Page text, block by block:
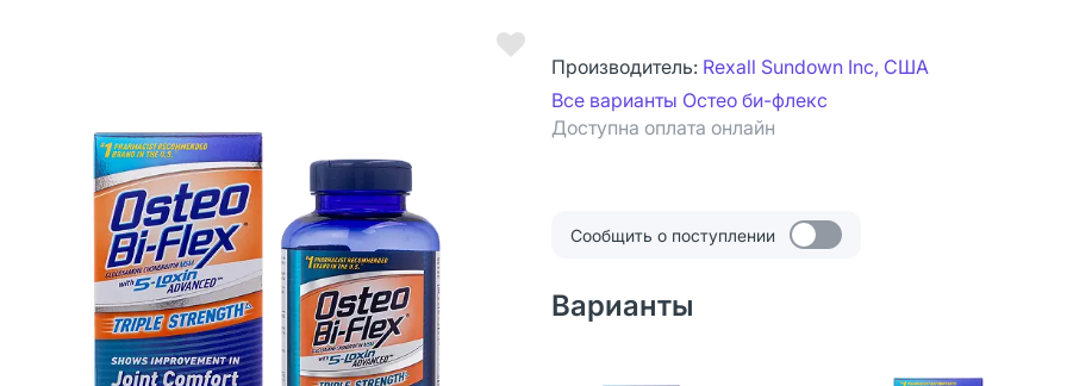
Производитель: Rexall Sundown Inc, США
Все варианты Остео би-флекс
Доступна оплата онлайн
Сообщить о поступлении
Варианты